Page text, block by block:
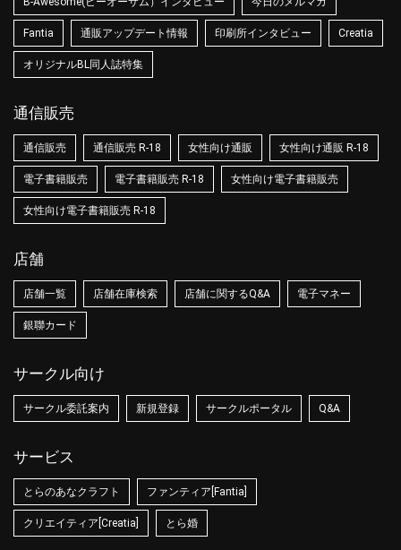
Fantia 通販アップデート情報 印刷所インタビュー Creatia
オリジナルBL同人誌特集
通信販売
通信販売 通信販売 R-18 女性向け通販 女性向け通販 R-18
電子書籍販売 電子書籍販売 R-18 女性向け電子書籍販売
女性向け電子書籍販売 R-18
店舗
店舗一覧 店舗在庫検索 店舗に関するQ&A 電子マネー
銀聯カード
サークル向け
サークル委託案内 新規登録 サークルポータル Q&A
サービス
とらのあなクラフト ファンティア[Fantia]
クリエイティア[Creatia] とら婚